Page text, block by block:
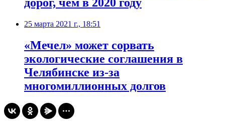
дорог, чем в 2020 году
25 марта 2021 г., 18:51
​«Мечел» может сорвать
экологические соглашения в
Челябинске из-за
многомиллионных долгов